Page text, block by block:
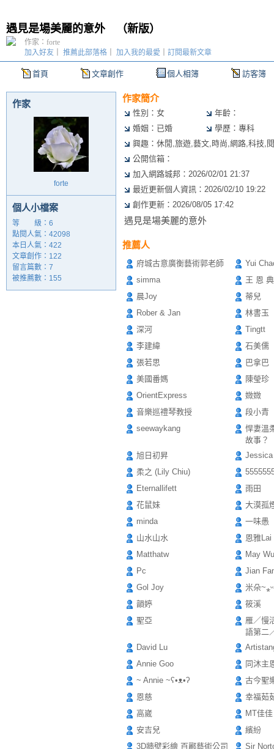
遇見是場美麗的意外 （新版）
首頁 文章創作 個人相簿 訪客簿
加入好友 推薦此部落格 加入我的最愛 訂閱最新文章
作家：forte
作家
forte
個人小檔案
等 級：6
點閱人氣：42098
本日人氣：422
文章創作：122
留言篇數：7
被推薦數： 155
作家簡介
性別：女
年齡：
婚姻：已婚
學歷：專科
興趣：休閒,旅遊,藝文,時尚,網路,科技,
公開信箱：
加入網路城邦：2026/02/01 21:37
最近更新個人資訊：2026/02/10 19:22
創作更新：2026/08/05 17:42
遇見是場美麗的意外
推薦人
府城古意廣衡藝術郭老師
Yui
simma
王 恩 典
晨Joy
蒂兒
Rober & Jan
林書玉
深河
Tingtt
李建緯
石美儒
張若思
巴拿巴
美國番媽
陳瑩珍
OrientExpress
媺媺
音樂巡禮琴教授
段小青
seewaykang
悍妻溫
故事？
旭日初昇
Jessica
柔之 (Lily Chiu)
Eternallifett
雨田
花鼠妹
大漠孤
minda
一味愚
山水山水
恩雅Lai
Matthatw
May Wu
Pc
Jian
Gol Joy
米朵
韻婷
筱溪
聖亞
雁／慢
語第二
David Lu
Annie Goo
同沐主
~ Annie ~ʕ•ᴥ•ʔ
古今聖
恩慈
幸福茹
高崴
MT佳佳
安吉兒
繽紛
3D牆壁彩繪 百酈藝術公司
Sir